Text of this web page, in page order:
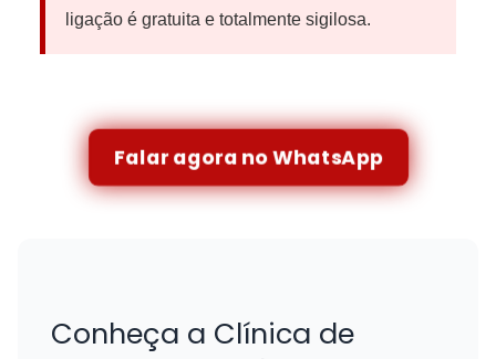
ligação é gratuita e totalmente sigilosa.
Falar agora no WhatsApp
Conheça a Clínica de